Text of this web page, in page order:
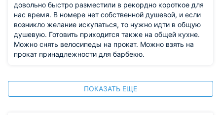
довольно быстро разместили в рекордно короткое для
нас время. В номере нет собственной душевой, и если
возникло желание искупаться, то нужно идти в общую
душевую. Готовить приходится также на общей кухне.
Можно снять велосипеды на прокат. Можно взять на
прокат принадлежности для барбекю.
ПОКАЗАТЬ ЕЩЕ